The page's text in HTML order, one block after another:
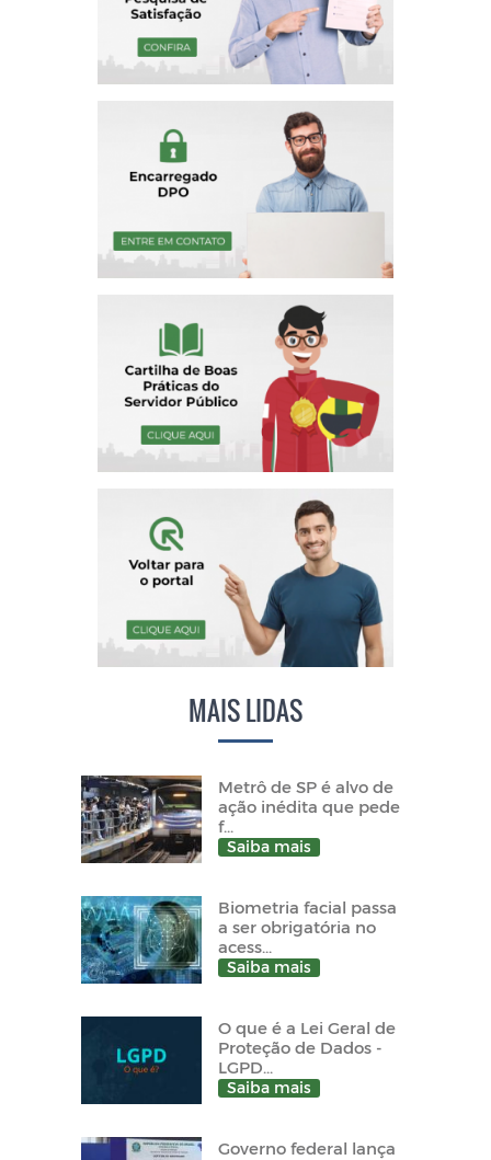
MAIS LIDAS
Metrô de SP é alvo de
ação inédita que pede
f...
Saiba mais
Biometria facial passa
a ser obrigatória no
acess...
Saiba mais
O que é a Lei Geral de
Proteção de Dados -
LGPD...
Saiba mais
Governo federal lança